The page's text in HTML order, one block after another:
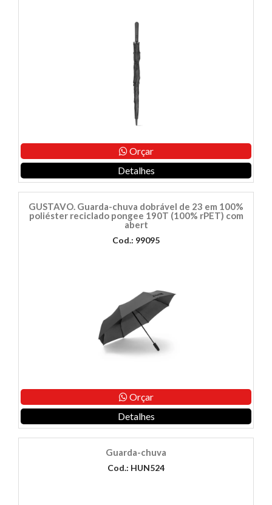
Orçar
Detalhes
GUSTAVO. Guarda-chuva dobrável de 23 em 100%
poliéster reciclado pongee 190T (100% rPET) com
abert
Cod.: 99095
Orçar
Detalhes
Guarda-chuva
Cod.: HUN524